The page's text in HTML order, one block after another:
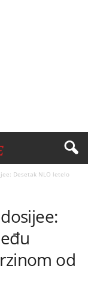
Desetak NLO letelo
od